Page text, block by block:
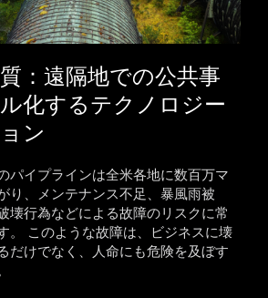
：遠隔地での公共事
化するテクノロジー
ン
パイプラインは全米各地に数百万マ
り、メンテナンス不足、暴風雨被
壊行為などによる故障のリスクに常
。 このような故障は、ビジネスに壊
だけでなく、人命にも危険を及ぼす